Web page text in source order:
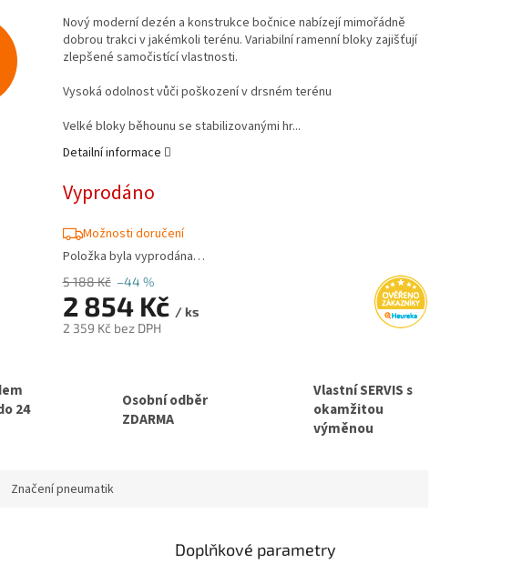
5 188 Kč –44 %
2 854 Kč / ks
2 359 Kč bez DPH
Vyprodáno
Možnosti doručení
Položka byla vyprodána…
Nový moderní dezén a konstrukce bočnice nabízejí mimořádně
dobrou trakci v jakémkoli terénu. Variabilní ramenní bloky zajišťují
zlepšené samočistící vlastnosti.
Vysoká odolnost vůči poškození v drsném terénu
Velké bloky běhounu se stabilizovanými hr...
Detailní informace
24
Osobní odběr
ZDARMA
Vlastní SERVIS s
okamžitou
výměnou
Značení pneumatik
Doplňkové parametry